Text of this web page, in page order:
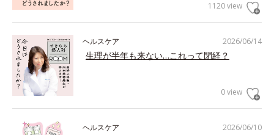
1120 view
2026/06/14
ヘルスケア
生理が半年も来ない…これって閉経？
0 view
2026/06/10
ヘルスケア